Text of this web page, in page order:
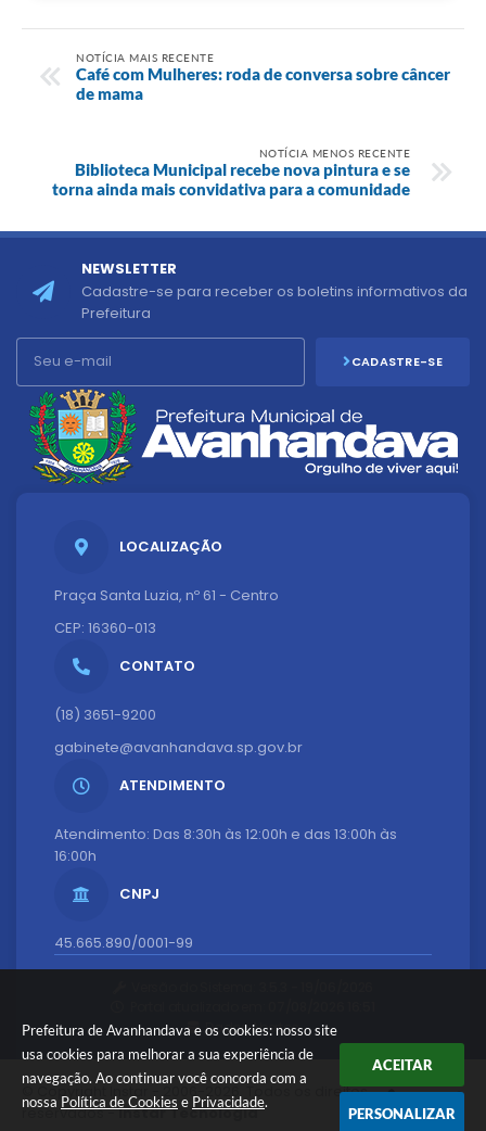
Prefeitura de Avanhandava e os cookies: nosso site
usa cookies para melhorar a sua experiência de
navegação. Ao continuar você concorda com a
nossa Política de Cookies e Privacidade.
ACEITAR
PERSONALIZAR
NOTÍCIA MAIS RECENTE
Café com Mulheres: roda de conversa sobre câncer
de mama
NOTÍCIA MENOS RECENTE
Biblioteca Municipal recebe nova pintura e se
torna ainda mais convidativa para a comunidade
LOCALIZAÇÃO
Praça Santa Luzia, nº 61 - Centro
CEP: 16360-013
CONTATO
(18) 3651-9200
gabinete@avanhandava.sp.gov.br
ATENDIMENTO
Atendimento: Das 8:30h às 12:00h e das 13:00h às
16:00h
CNPJ
45.665.890/0001-99
Dados Abertos
NEWSLETTER
Cadastre-se para receber os boletins informativos da
Prefeitura
CADASTRE-SE
© Copyright Instar - 2006-2026. Todos os direitos
reservados -Instar Tecnologia